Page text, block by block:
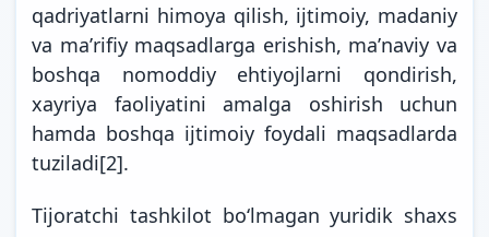
qadriyatlarni himoya qilish, ijtimoiy, madaniy
va maʼrifiy maqsadlarga erishish, maʼnaviy va
boshqa nomoddiy ehtiyojlarni qondirish,
xayriya faoliyatini amalga oshirish uchun
hamda boshqa ijtimoiy foydali maqsadlarda
tuziladi[2].
Tijoratchi tashkilot boʻlmagan yuridik shaxs